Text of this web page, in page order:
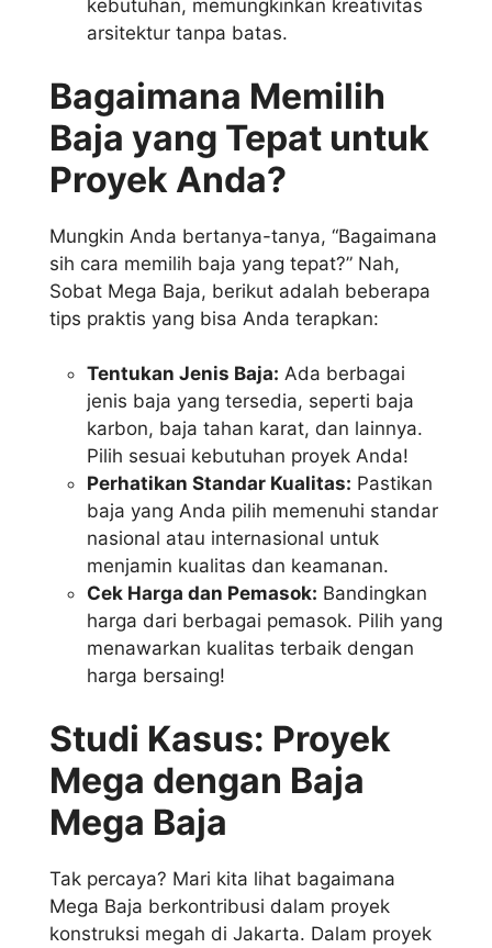
kebutuhan, memungkinkan kreativitas
arsitektur tanpa batas.
Bagaimana Memilih
Baja yang Tepat untuk
Proyek Anda?
Mungkin Anda bertanya-tanya, “Bagaimana
sih cara memilih baja yang tepat?” Nah,
Sobat Mega Baja, berikut adalah beberapa
tips praktis yang bisa Anda terapkan:
Tentukan Jenis Baja: Ada berbagai
jenis baja yang tersedia, seperti baja
karbon, baja tahan karat, dan lainnya.
Pilih sesuai kebutuhan proyek Anda!
Perhatikan Standar Kualitas: Pastikan
baja yang Anda pilih memenuhi standar
nasional atau internasional untuk
menjamin kualitas dan keamanan.
Cek Harga dan Pemasok: Bandingkan
harga dari berbagai pemasok. Pilih yang
menawarkan kualitas terbaik dengan
harga bersaing!
Studi Kasus: Proyek
Mega dengan Baja
Mega Baja
Tak percaya? Mari kita lihat bagaimana
Mega Baja berkontribusi dalam proyek
konstruksi megah di Jakarta. Dalam proyek